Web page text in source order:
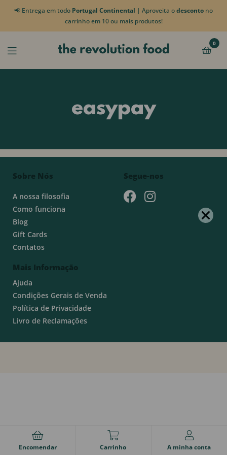
📢 Entrega em todo Portugal Continental | Aproveita odesconto no
carrinho em 10 ou mais produtos!
0
easypay
Sobre Nós
A nossa filosofia
Como funciona
Blog
Gift Cards
Contatos
Mais Informação
Ajuda
Condições Gerais de Venda
Política de Privacidade
Livro de Reclamações
Segue-nos
Encomendar Carrinho A minha conta